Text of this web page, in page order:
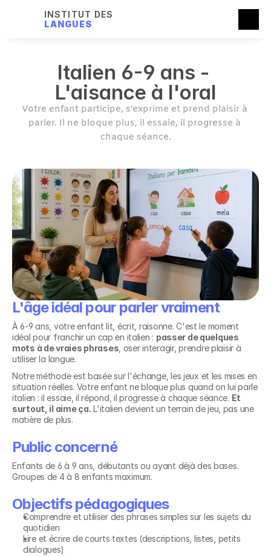
INSTITUT DES
LANGUES
Italien 6-9 ans -
L'aisance à l'oral
Votre enfant participe, s'exprime et prend plaisir à
parler. Il ne bloque plus, il essaie, il progresse à
chaque séance.
L'âge idéal pour parler vraiment
À 6-9 ans, votre enfant lit, écrit, raisonne. C'est le moment
idéal pour franchir un cap en italien : passer de quelques
mots à de vraies phrases , oser interagir, prendre plaisir à
utiliser la langue.
Notre méthode est basée sur l'échange, les jeux et les mises en
situation réelles. Votre enfant ne bloque plus quand on lui parle
italien : il essaie, il répond, il progresse à chaque séance. Et
surtout, il aime ça. L'italien devient un terrain de jeu, pas une
matière de plus.
Public concerné
Enfants de 6 à 9 ans, débutants ou ayant déjà des bases.
Groupes de 4 à 8 enfants maximum.
Objectifs pédagogiques
Comprendre et utiliser des phrases simples sur les sujets du
quotidien
Lire et écrire de courts textes (descriptions, listes, petits
dialogues)